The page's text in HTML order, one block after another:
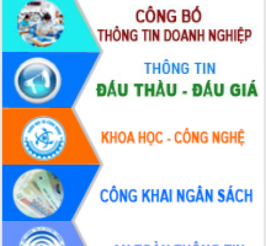
Đẩy mạnh cải cách hành chính, quyết
tâm đạt được mục tiêu tăng trưởng
hai con số trong năm 2026
Tổ chức trang trọng Lễ hội Đền thờ
Lương Văn Chánh năm 2026
Phó Bí thư Tỉnh ủy Đắk Lắk Đỗ Hữu
Huy giữ chức Bí thư Đảng ủy Ủy Ban
Nhân dân tỉnh
Bệnh án điện tử thúc đẩy chuyển đổi
số y tế tại Đắk Lắk
Chuyển đổi số thư viện: Mở rộng
không gian tri thức trong thời đại số
Đánh giá, rút kinh nghiệm công tác tổ
chức diễn tập trước ngày bầu cử
Chương trình “Gặp gỡ hữu nghị –
Friendship Meeting New Year 2026”
Bầu cử Quốc hội và HĐND: Cử tri Đắk
Lắk gửi gắm niềm tin, kỳ vọng vào lá
phiếu